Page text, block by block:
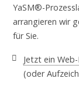
YaSM®-
arrangieren wir
für Sie.
Jetzt ein
(oder